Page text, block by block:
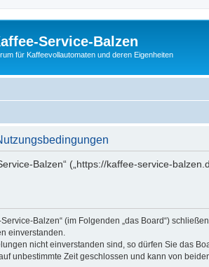
Service-Balzen
für Kaffeevollautomaten und deren Eigenheiten
Balzen“ („https://kaffee-service-
Service-Balzen“ (im Folgenden „das Board“)
einverstanden.
nicht einverstanden sind, so dürfen Sie das
unbestimmte Zeit geschlossen und kann von